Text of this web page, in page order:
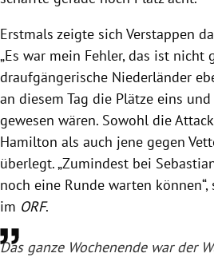
Erstmals zeigte sich Verstappen
„Es war mein Fehler, das ist nicht
draufgängerische Niederländer
an diesem Tag die Plätze eins
gewesen wären. Sowohl die
Hamilton als auch jene gegen
überlegt. „Zumindest bei
noch eine Runde warten können“,
im ORF.
Das ganze Wochenende war der